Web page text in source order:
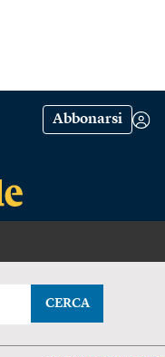
Abbonarsi
CERCA